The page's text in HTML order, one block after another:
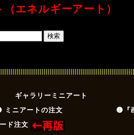
エネルギーアート）
ギャラリーミニアート
ミニアートの注文
🟡『
ド注文